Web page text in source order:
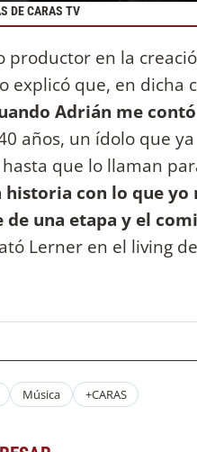
DE CARAS TV
productor en la
explicó que, en dicha
Adrián me
años, un ídolo que
que lo llaman
historia con lo que
una etapa y el
Lerner en el living de
Música +CARAS